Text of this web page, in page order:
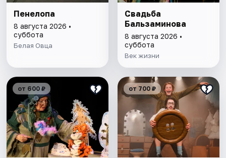
Пенелопа
8 августа 2026 •
суббота
Белая Овца
Свадьба
Бальзаминова
8 августа 2026 •
суббота
Век жизни
от 600 ₽ от 700 ₽